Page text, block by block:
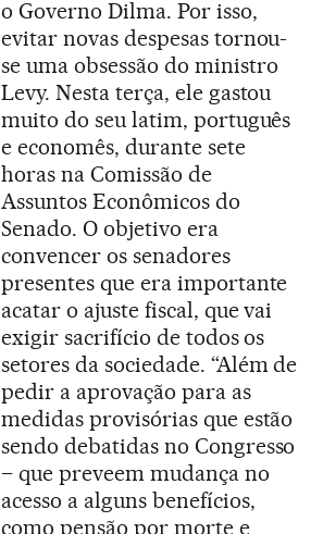
o Governo Dilma. Por isso,
evitar novas despesas tornou-
se uma obsessão do ministro
Levy. Nesta terça, ele gastou
muito do seu latim, português
e economês, durante sete
horas na Comissão de
Assuntos Econômicos do
Senado. O objetivo era
convencer os senadores
presentes que era importante
acatar o ajuste fiscal, que vai
exigir sacrifício de todos os
setores da sociedade. “Além de
pedir a aprovação para as
medidas provisórias que estão
sendo debatidas no Congresso
– que preveem mudança no
acesso a alguns benefícios,
como pensão por morte e